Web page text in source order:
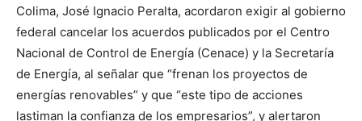
Colima, José Ignacio Peralta, acordaron exigir al gobierno
federal cancelar los acuerdos publicados por el Centro
Nacional de Control de Energía (Cenace) y la Secretaría
de Energía, al señalar que “frenan los proyectos de
energías renovables” y que “este tipo de acciones
lastiman la confianza de los empresarios”, y alertaron